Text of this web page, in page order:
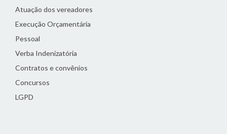
Atuação dos vereadores
Execução Orçamentária
Pessoal
Verba Indenizatória
Contratos e convênios
Concursos
LGPD